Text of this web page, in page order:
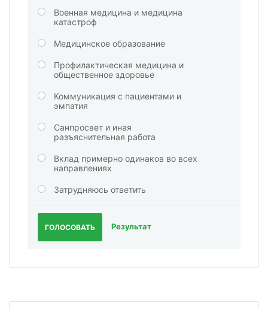
Военная медицина и медицина
катастроф
Медицинское образование
Профилактическая медицина и
общественное здоровье
Коммуникация с пациентами и
эмпатия
Санпросвет и иная
разъяснительная работа
Вклад примерно одинаков во всех
направлениях
Затрудняюсь ответить
ГОЛОСОВАТЬ Результат